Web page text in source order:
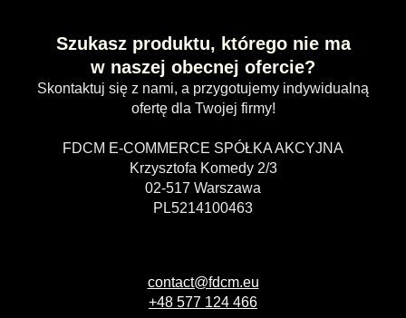
Szukasz produktu, którego nie ma
w naszej obecnej ofercie?
Skontaktuj się z nami, a przygotujemy indywidualną
ofertę dla Twojej firmy!
FDCM E-COMMERCE SPÓŁKA AKCYJNA
Krzysztofa Komedy 2/3
02-517 Warszawa
PL5214100463
contact@fdcm.eu
+48 577 124 466